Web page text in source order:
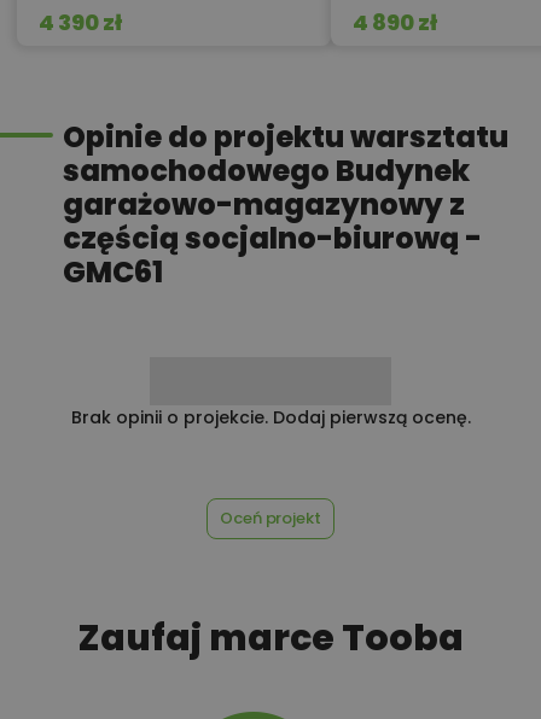
GMC57
4 390 zł 4 890 zł
Opinie do projektu warsztatu
samochodowego Budynek
garażowo-magazynowy z
częścią socjalno-biurową -
GMC61
Brak opinii o projekcie. Dodaj pierwszą ocenę.
Oceń projekt
Zaufaj marce Tooba